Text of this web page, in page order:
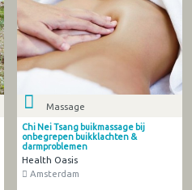
Massage
Chi Nei Tsang buikmassage bij
onbegrepen buikklachten &
darmproblemen
Health Oasis
Amsterdam